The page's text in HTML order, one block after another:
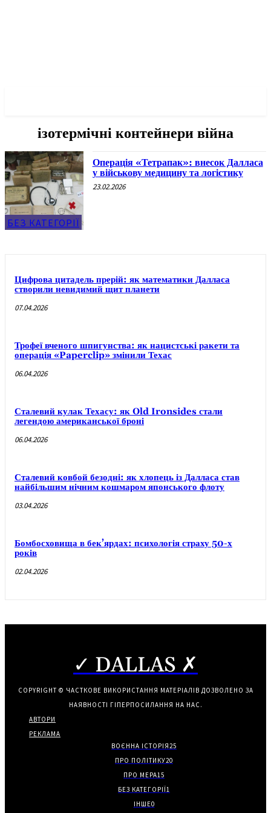
ізотермічні контейнери війна
БЕЗ КАТЕГОРІЇ
Операція «Тетрапак»: внесок Далласа
у військову медицину та логістику
23.02.2026
Цифрова цитадель прерій: як математики Далласа
створили невидимий щит планети
07.04.2026
Трофеї вченого шпигунства: як нацистські ракети та
операція «Paperclip» змінили Техас
06.04.2026
Сталевий кулак Техасу: як Old Ironsides стали
легендою американської броні
06.04.2026
Сталевий ковбой безодні: як хлопець із Далласа став
найбільшим нічним кошмаром японського флоту
03.04.2026
Бомбосховища в бек’ярдах: психологія страху 50-х
років
02.04.2026
✓ DALLAS ✗
COPYRIGHT © ЧАСТКОВЕ ВИКОРИСТАННЯ МАТЕРІАЛІВ ДОЗВОЛЕНО ЗА
НАЯВНОСТІ ГІПЕРПОСИЛАННЯ НА НАС.
АВТОРИ
РЕКЛАМА
ВОЄННА ІСТОРІЯ25
ПРО ПОЛІТИКУ20
ПРО МЕРА15
БЕЗ КАТЕГОРІЇ1
ІНШЕ0